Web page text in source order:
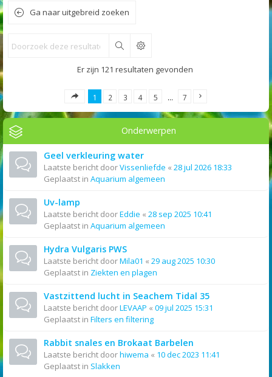
Ga naar uitgebreid zoeken
Zoek
Er zijn 121 resultaten gevonden
1 2 3 4 5 … 7
Onderwerpen
Geel verkleuring water
Laatste bericht doorVissenliefde « 28 jul 2026 18:33
Geplaatst in Aquarium algemeen
Uv-lamp
Laatste bericht doorEddie « 28 sep 2025 10:41
Geplaatst in Aquarium algemeen
Hydra Vulgaris PWS
Laatste bericht doorMila01 « 29 aug 2025 10:30
Geplaatst in Ziekten en plagen
Vastzittend lucht in Seachem Tidal 35
Laatste bericht doorLEVAAP « 09 jul 2025 15:31
Geplaatst in Filters en filtering
Rabbit snales en Brokaat Barbelen
Laatste bericht doorhiwema « 10 dec 2023 11:41
Geplaatst in Slakken